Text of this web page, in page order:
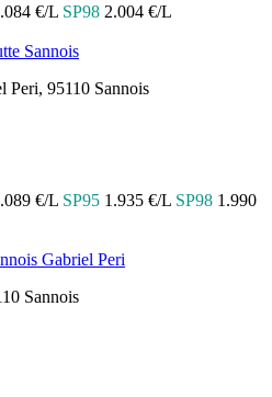
€/L SP98 2.004 €/L
Sannois
Peri, 95110 Sannois
€/L SP95 1.935 €/L SP98 1.990
Gabriel Peri
Sannois